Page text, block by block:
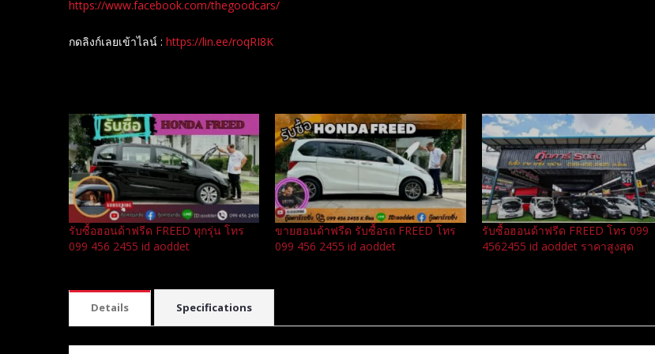
https://www.facebook.com/thegoodcars/
กดลิงก์เลยเข้าไลน์ : https://lin.ee/roqRI8K
รับซื้อฮอนด้าฟรีด FREED ทุกรุ่น โทร
099 456 2455 id aoddet
ขายฮอนด้าฟรีด รับซื้อรถ FREED โทร
099 456 2455 id aoddet
รับซื้อฮอนด้าฟรีด FREED โทร 099
4562455 id aoddet ราคาสูงสุด
Details Specifications